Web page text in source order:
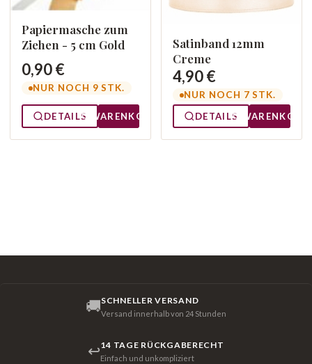
Papiermasche zum
Ziehen - 5 cm Gold
0,90 €
NUR NOCH 9 STK.
DETAILS WARENKORB
Satinband 12mm
Creme
4,90 €
NUR NOCH 7 STK.
DETAILS
WARENKORB
🚚SCHNELLER VERSAND
Versand innerhalb von 24 Stunden
↩14 TAGE RÜCKGABERECHT
Einfach und unkompliziert